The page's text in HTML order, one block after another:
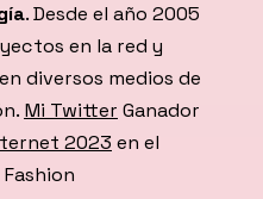
. Desde el año 2005
en la red y
diversos medios de
Mi Twitter Ganador
2023 en el